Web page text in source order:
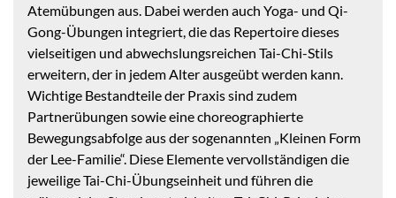
Atemübungen aus. Dabei werden auch Yoga- und Qi-
Gong-Übungen integriert, die das Repertoire dieses
vielseitigen und abwechslungsreichen Tai-Chi-Stils
erweitern, der in jedem Alter ausgeübt werden kann.
Wichtige Bestandteile der Praxis sind zudem
Partnerübungen sowie eine choreographierte
Bewegungsabfolge aus der sogenannten „Kleinen Form
der Lee-Familie“. Diese Elemente vervollständigen die
jeweilige Tai-Chi-Übungseinheit und führen die